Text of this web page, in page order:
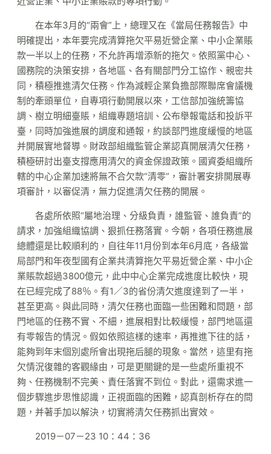
在本年3月的“兩會”上，總理又在《當局任務報告》中
明確提出，本年要完成清算拖欠平易近營企業、中小企業賬
款一半以上的任務，不允許再增添新的拖欠。依照黨中心、
國務院的決策安排，各地區、各有關部門分工協作、親密共
同，積極推進清欠任務。作為減輕企業負擔部際聯席會議機
制的牽頭單位，自專項行動開展以來，工信部加強統籌協
調、樹立明細臺賬，組織專題培訓、公布舉報電話和投訴平
臺，同時加強進展的調度和通報，約談部門進度緩慢的地區
并開展實地督導。財政部組織監管企業認真開展清欠任務，
積極研討出臺支撐應用清欠的資金保證政策。國資委組織所
轄的中心企業加速將無不合欠款“清零”，審計署安排開展專
項審計，以審促清，無力促進清欠任務的開展。
各處所依照“屬地治理、分級負責，誰監管、誰負責”的
請求，加強組織協調、狠抓任務落實。今朝，各項任務進展
總體還是比較順利的，自往年11月份到本年6月底，各級當
局部門和年夜型國有企業共清算拖欠平易近營企業、中小企
業賬款超過3800億元，此中中心企業完成進度比較快，現
在已經完成了88％。有1／3的省份清欠進度達到了一半，
甚至更高。與此同時，清欠任務也面臨一些困難和問題，部
門地區的任務不實、不細，進展相對比較緩慢，部門地區還
有零報告的情況。假如依照這樣的速率，再推進下往的話，
能夠到年末個別處所會出現拖后腿的現象。當然，這里有拖
欠情況復雜的客觀緣由，可是更關鍵的是一些處所重視不
夠、任務機制不完美、責任落實不到位。對此，還需求進一
個步驟進步思惟認識，正視面臨的困難，認真剖析存在的問
題，并著手加以解決，切實將清欠任務抓出實效。
2019－07－23 10：44：36